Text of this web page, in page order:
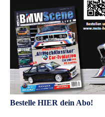
Bestelle HIER dein Abo!